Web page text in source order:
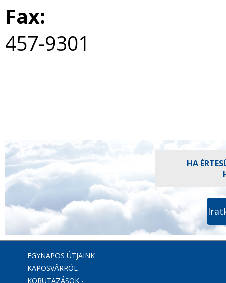
Fax:
457-9301
HA
EGYNAPOS ÚTJAINK
KAPOSVÁRRÓL
KÖRUTAZÁSOK -